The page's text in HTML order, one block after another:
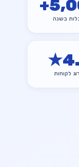
+
בשנה
★
לקוחות